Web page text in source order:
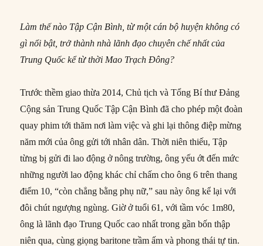
Làm thế nào Tập Cận Bình, từ một cán bộ huyện không có
gì nổi bật,trở thành nhà lãnh đạochuyên chếnhấtcủa
Trung Quốc kể từ thời Mao Trạch Đông?
Trước thềm giao thừa 2014, Chủ tịch và Tổng Bí thư Đảng
Cộng sản Trung Quốc Tập Cận Bình đã cho phép một đoàn
quay phim tới thăm nơi làm việc và ghi lại thông điệp mừng
năm mới của ông gửi tới nhân dân. Thời niên thiếu, Tập
từng bị gửi đi lao động ở nông trường, ông yếu ớt đến mức
những người lao động khác chỉ chấm cho ông 6 trên thang
điểm 10, “còn chẳng bằng phụ nữ,” sau này ông kể lại với
đôi chút ngượng ngùng. Giờ ở tuổi 61, với tầm vóc 1m80,
ông là lãnh đạo Trung Quốc cao nhất trong gần bốn thập
niên qua, cùng giọng baritone trầm ấm và phong thái tự tin.